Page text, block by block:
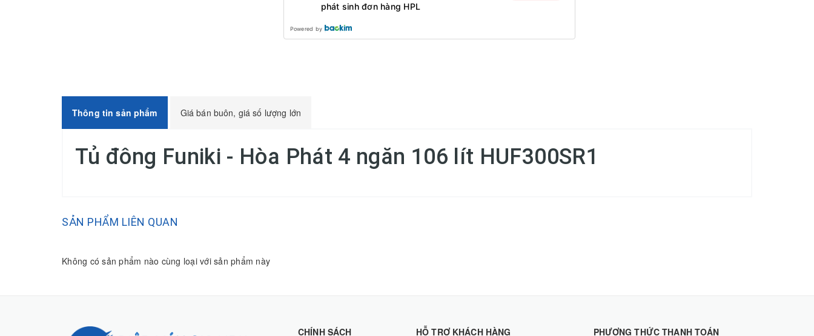
phát sinh đơn hàng HPL
Powered by
Thông tin sản phẩm Giá bán buôn, giá số lượng lớn
Tủ đông Funiki - Hòa Phát 4 ngăn 106 lít HUF300SR1
SẢN PHẨM LIÊN QUAN
Không có sản phẩm nào cùng loại với sản phẩm này
CHÍNH SÁCH HỖ TRỢ KHÁCH HÀNG PHƯƠNG THỨC THANH TOÁN